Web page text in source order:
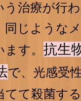
う治療が行
同じような
す。 抗生
で、光感受
て殺菌す